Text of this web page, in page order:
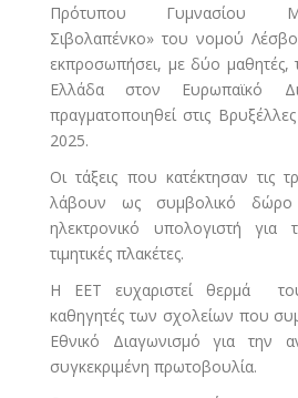
Πρότυπου Γυμνασίου
Σιβολαπένκο» του νομού
εκπροσωπήσει, με δύο μαθητές,
Ελλάδα στον Ευρωπαϊκό
πραγματοποιηθεί στις
2025.
Οι τάξεις που κατέκτησαν τις
λάβουν ως συμβολικό
ηλεκτρονικό υπολογιστή για
τιμητικές πλακέτες.
Η ΕΕΤ ευχαριστεί θερμά
καθηγητές των σχολείων που
Εθνικό Διαγωνισμό για την
συγκεκριμένη πρωτοβουλία.